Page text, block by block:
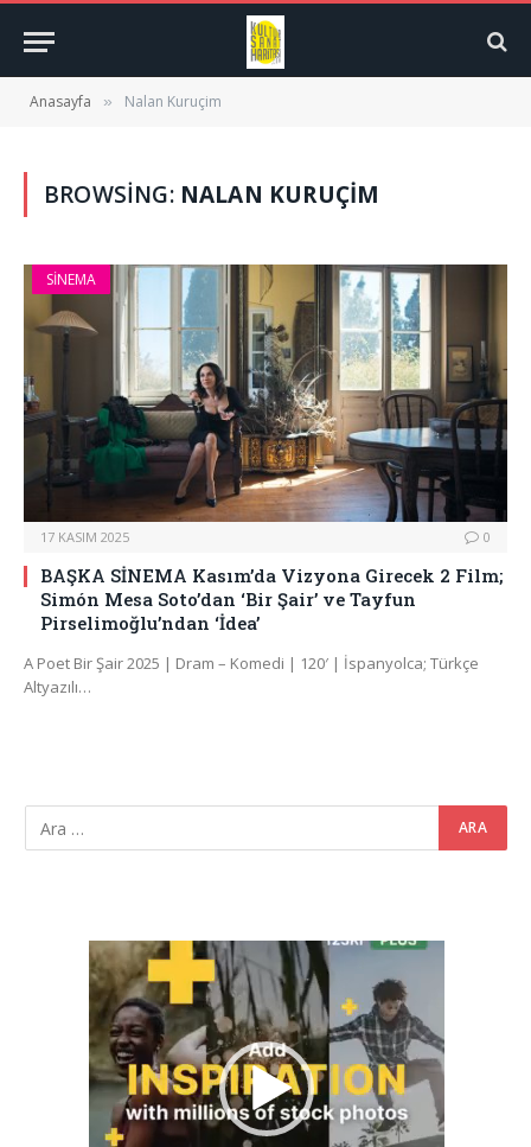
Anasayfa » Nalan Kuruçim
BROWSING: NALAN KURUÇIM
SINEMA
17 KASIM 2025 0
BAŞKA SİNEMA Kasım’da Vizyona Girecek 2 Film;
Simón Mesa Soto’dan ‘Bir Şair’ ve Tayfun
Pirselimoğlu’ndan ‘İdea’
A Poet Bir Şair 2025 | Dram – Komedi | 120′ | İspanyolca; Türkçe
Altyazılı…
Video
oynatıcı